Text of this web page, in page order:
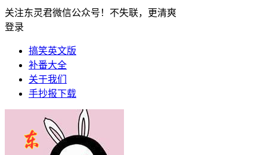
关注东灵君微信公众号！不失联，更清爽
登录
搞笑英文版
补番大全
关于我们
手抄报下载